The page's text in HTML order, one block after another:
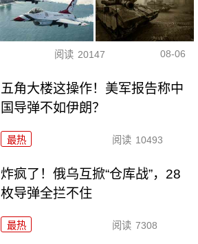
阅读 20147 08-06
五角大楼这操作！美军报告称中
国导弹不如伊朗？
最热 阅读 10493
炸疯了！俄乌互掀“仓库战”，28
枚导弹全拦不住
最热 阅读 7308